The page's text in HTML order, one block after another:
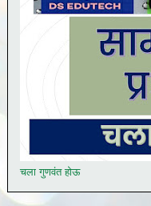
चला गुणवंत होऊ